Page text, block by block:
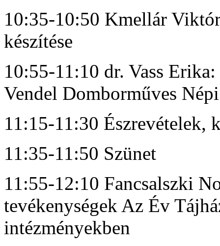
10:35-10:50 Kmellár
készítése
10:55-11:10 dr. Vass
Vendel Domborműves
11:15-11:30 Észrevételek,
11:35-11:50 Szünet
11:55-12:10 Fancsalszki
tevékenységek Az Év
intézményekben